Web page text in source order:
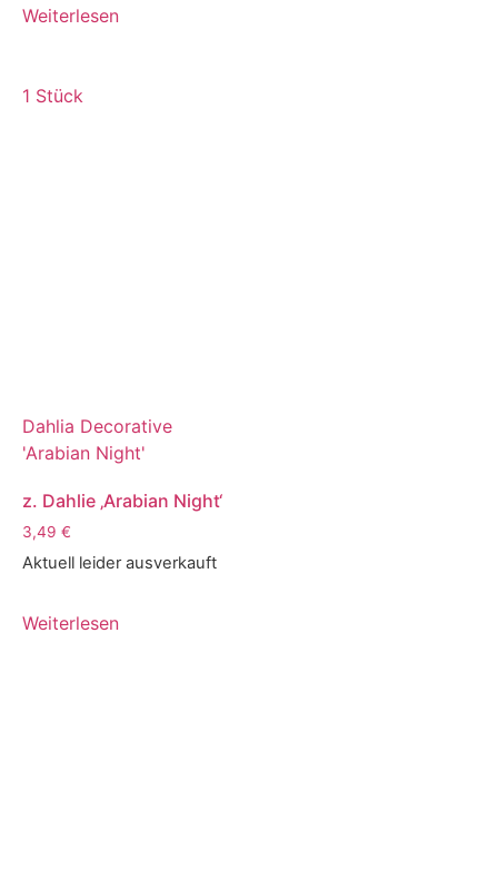
Weiterlesen
1 Stück
Dahlia Decorative
'Arabian Night'
z. Dahlie ‚Arabian Night‘
3,49 €
Aktuell leider ausverkauft
Weiterlesen